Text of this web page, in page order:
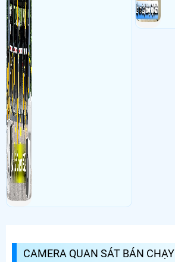
CAMERA QUAN SÁT BÁN CHẠY